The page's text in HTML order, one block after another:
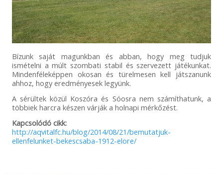
Bízunk saját magunkban és abban, hogy meg tudjuk
ismételni a múlt szombati stabil és szervezett játékunkat.
Mindenféleképpen okosan és türelmesen kell játszanunk
ahhoz, hogy eredményesek legyünk.
A sérültek közül Koszóra és Sóosra nem számíthatunk, a
többiek harcra készen várják a holnapi mérkőzést.
Kapcsolódó cikk:
http://aqvitalfc.hu/blog/2014/08/21/bemutatjuk-
ellenfelunket-bekescsaba-1912-elore/